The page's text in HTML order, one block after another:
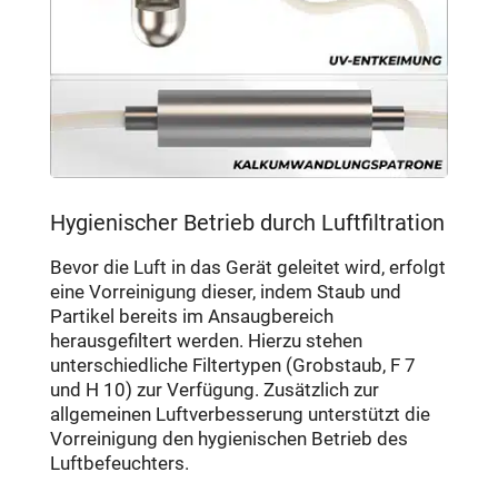
Hygienischer Betrieb durch Luftfiltration
Bevor die Luft in das Gerät geleitet wird, erfolgt
eine Vorreinigung dieser, indem Staub und
Partikel bereits im Ansaugbereich
herausgefiltert werden. Hierzu stehen
unterschiedliche Filtertypen (Grobstaub, F 7
und H 10) zur Verfügung. Zusätzlich zur
allgemeinen Luftverbesserung unterstützt die
Vorreinigung den hygienischen Betrieb des
Luftbefeuchters.